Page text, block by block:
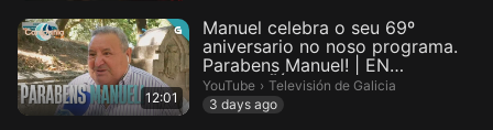
12:01
Manuel celebra o seu 69º
aniversario no noso programa.
Parabens Manuel! | EN
COMPAÑÍA...
YouTube › Televisión de Galicia.
Televisión de Galicia
3 days ago